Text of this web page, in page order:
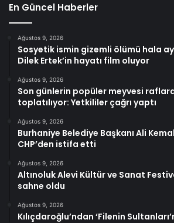
En Güncel Haberler
Ağustos 9, 2026
Sosyetik ismin gizemli ölümü hala
Dilek Ertek’in hayatı film oluyor
Ağustos 9, 2026
Son günlerin popüler meyvesi
toplatılıyor: Yetkililer çağrı yaptı
Ağustos 9, 2026
Burhaniye Belediye Başkanı Ali
CHP’den istifa etti
Ağustos 9, 2026
Altınoluk Alevi Kültür ve Sanat
sahne oldu
Ağustos 9, 2026
Kılıçdaroğlu’ndan ‘Filenin